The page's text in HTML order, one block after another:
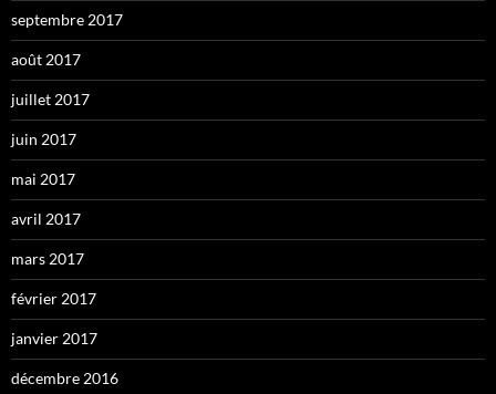
septembre 2017
août 2017
juillet 2017
juin 2017
mai 2017
avril 2017
mars 2017
février 2017
janvier 2017
décembre 2016